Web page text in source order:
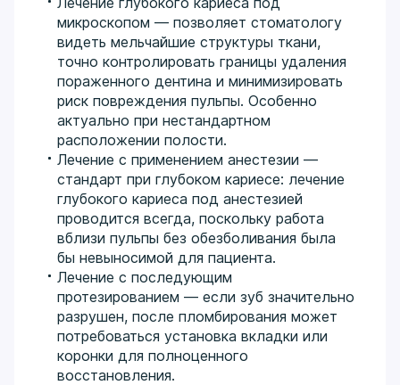
микроскопом — позволяет стоматологу
видеть мельчайшие структуры ткани,
точно контролировать границы удаления
пораженного дентина и минимизировать
риск повреждения пульпы. Особенно
актуально при нестандартном
расположении полости.
Лечение с применением анестезии —
стандарт при глубоком кариесе: лечение
глубокого кариеса под анестезией
проводится всегда, поскольку работа
вблизи пульпы без обезболивания была
бы невыносимой для пациента.
Лечение с последующим
протезированием — если зуб значительно
разрушен, после пломбирования может
потребоваться установка вкладки или
коронки для полноценного
восстановления.